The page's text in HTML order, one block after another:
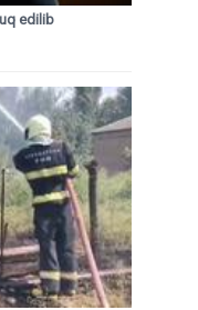
edilib